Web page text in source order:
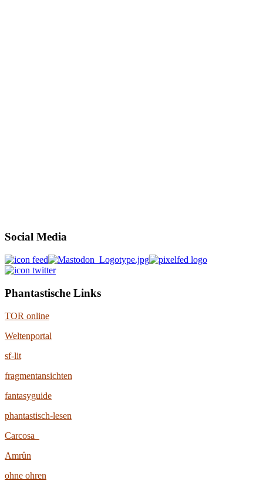
Social Media
Phantastische Links
TOR online
Weltenportal
sf-lit
fragmentansichten
fantasyguide
phantastisch-lesen
Carcosa
Amrûn
ohne ohren